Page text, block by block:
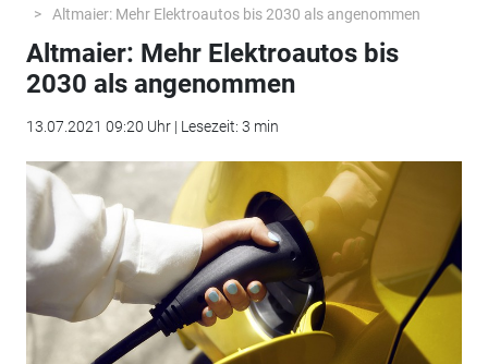
Altmaier: Mehr Elektroautos bis 2030 als angenommen
Altmaier: Mehr Elektroautos bis
2030 als angenommen
13.07.2021 09:20 Uhr | Lesezeit: 3 min